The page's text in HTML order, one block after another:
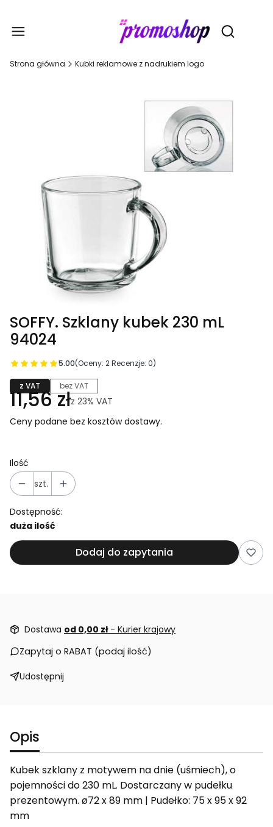
Otwórz
Strona główna Kubki reklamowe z nadrukiem logo
SOFFY. Szklany kubek 230 mL
94024
5.00(Oceny: 2 Recenzje: 0)
z VAT bez VAT
11,56 złz 23% VAT
Ceny podane bez kosztów dostawy.
Ilość
szt.
Dostępność:
duża ilość
Dodaj do zapytania
Dostawa od 0,00 zł - Kurier krajowy
Zapytaj o RABAT (podaj ilość)
Udostępnij
Opis
Kubek szklany z motywem na dnie (uśmiech), o
pojemności do 230 mL. Dostarczany w pudełku
prezentowym. ø72 x 89 mm | Pudełko: 75 x 95 x 92
mm